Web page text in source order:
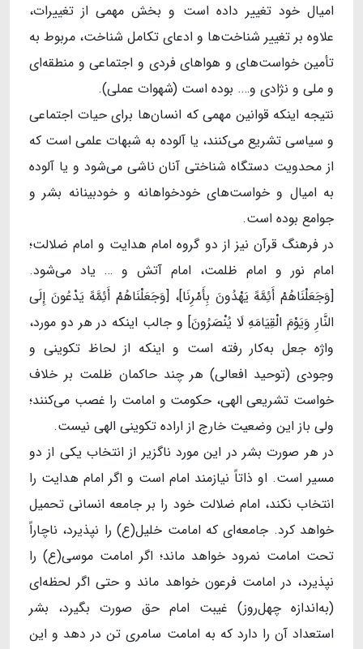
امیال خود تغییر داده است و بخش مهمی از تغییرات،
علاوه بر تغییر شناخت‌ها و ادعای تکامل شناخت، مربوط به
تأمین خواست‌های و هواهای فردی و اجتماعی و منطقه‌ای
و ملی و نژادی و…. بوده است (شهوات عملی).
نتیجه اینکه قوانین مهمی که انسان‌ها برای حیات اجتماعی
و سیاسی تشریع می‌کنند، یا آلوده به شبهات علمی است که
از محدویت دستگاه شناختی آنان ناشی می‌شود و یا آلوده
به امیال و خواست‌های خودخواهانه و خودبینانه بشر و
جوامع بوده است.
در فرهنگ قرآن نیز از دو گروه امام هدایت و امام ضلالت؛
امام نور و امام ظلمت، امام آتش و … یاد می‌شود.
[وَجَعَلْنَاهُمْ أَئِمَّهً یَهْدُونَ بِأَمْرِنَا]، [وَجَعَلْنَاهُمْ أَئِمَّهً یَدْعُونَ إِلَى
النَّارِ وَیَوْمَ الْقِیَامَهِ لَا یُنْصَرُونَ] و جالب اینکه در هر دو مورد،
واژه جعل به‌کار رفته است و اینکه از لحاظ تکوینی و
وجودی (توحید افعالی) هر چند حاکمان ظلمت بر خلاف
خواست تشریعی الهی، حکومت و امامت را غصب می‌کنند؛
ولی باز این وضعیت خارج از اراده تکوینی الهی نیست.
در هر صورت بشر در این مورد ناگزیر از انتخاب یکی از دو
مسیر است. او ذاتاً نیازمند امام است و اگر امام هدایت را
انتخاب نکند، امام ضلالت خود را بر جامعه انسانی تحمیل
خواهد کرد. جامعه‌ای که امامت خلیل(ع) را نپذیرد، ناچاراً
تحت امامت نمرود خواهد ماند؛ اگر امامت موسی(ع) را
نپذیرد، در امامت فرعون خواهد ماند و حتی اگر لحظه‌ای
(به‌اندازه چهل‌روز) غیبت امام حق صورت بگیرد، بشر
استعداد آن را دارد که به امامت سامری تن در دهد و این